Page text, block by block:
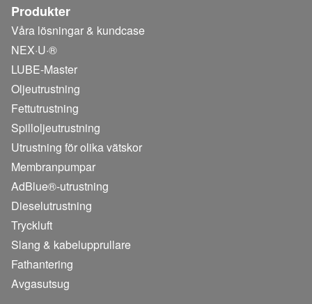
Produkter
Våra lösningar & kundcase
NEX·U·®
LUBE-Master
Oljeutrustning
Fettutrustning
Spilloljeutrustning
Utrustning för olika vätskor
Membranpumpar
AdBlue®-utrustning
Dieselutrustning
Tryckluft
Slang & kabelupprullare
Fathantering
Avgasutsug